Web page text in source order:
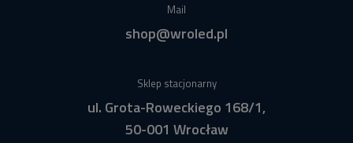
Mail
shop@wroled.pl
Sklep stacjonarny
ul. Grota-Roweckiego 168/1,
50-001 Wrocław